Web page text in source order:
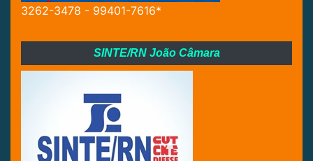
3262-3478 - 99401-7616*
SINTE/RN João Câmara